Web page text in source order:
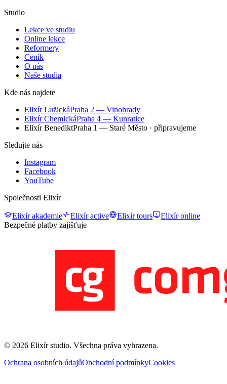
Studio
Lekce ve studiu
Online lekce
Reformery
Ceník
O nás
Naše studia
Kde nás najdete
Elixír LužickáPraha 2 — Vinohrady
Elixír ChemickáPraha 4 — Kunratice
Elixír BenediktPraha 1 — Staré Město · připravujeme
Sledujte nás
Instagram
Facebook
YouTube
Společnosti Elixír
Elixír akademie Elixír active Elixír tours
Elixír online
Bezpečné platby zajišťuje
© 2026 Elixír studio. Všechna práva vyhrazena.
Ochrana osobních údajůObchodní podmínkyCookies